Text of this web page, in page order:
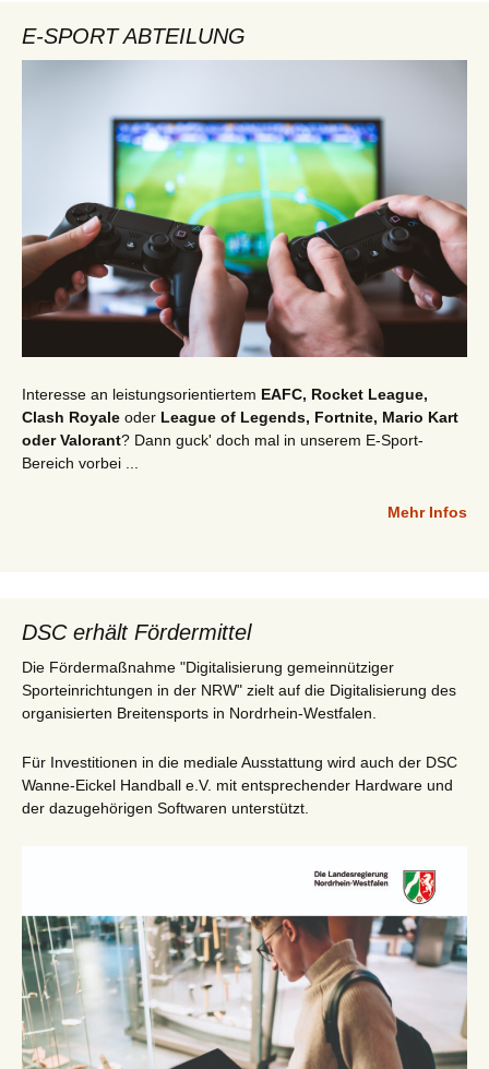
E-SPORT ABTEILUNG
Interesse an leistungsorientiertem EAFC, Rocket League,
Clash Royale oder League of Legends, Fortnite, Mario Kart
oder Valorant? Dann guck' doch mal in unserem E-Sport-
Bereich vorbei ...
Mehr Infos
DSC erhält Fördermittel
Die Fördermaßnahme "Digitalisierung gemeinnütziger
Sporteinrichtungen in der NRW" zielt auf die Digitalisierung des
organisierten Breitensports in Nordrhein-Westfalen.
Für Investitionen in die mediale Ausstattung wird auch der DSC
Wanne-Eickel Handball e.V. mit entsprechender Hardware und
der dazugehörigen Softwaren unterstützt.